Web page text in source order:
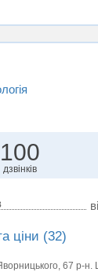
100
дзвінків
ціни (32)
67 р-н.